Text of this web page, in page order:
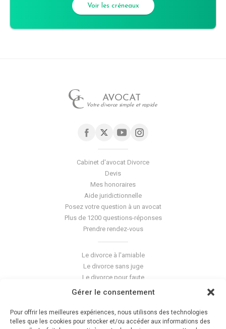
Gérer le consentement
Pour offrir les meilleures expériences, nous utilisons des technologies
telles que les cookies pour stocker et/ou accéder aux informations des
Voir les créneaux
AVOCAT
Votre divorce simple et rapide
Cabinet d'avocat Divorce
Devis
Mes honoraires
Aide juridictionnelle
Posez votre question à un avocat
Plus de 1200 questions-réponses
Prendre rendez-vous
Le divorce à l'amiable
Le divorce sans juge
Le divorce pour faute
Le divorce accepté
La séparation de corps
Les violences conjugales